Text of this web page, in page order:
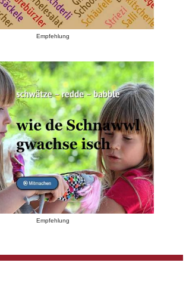
Empfehlung
Empfehlung